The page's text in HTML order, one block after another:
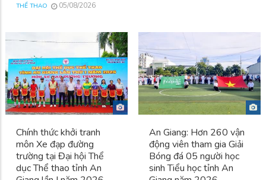
THỂ THAO 05/08/2026
Chính thức khởi tranh
môn Xe đạp đường
trường tại Đại hội Thể
dục Thể thao tỉnh An
An Giang: Hơn 260 vận
động viên tham gia Giải
Bóng đá 05 người học
sinh Tiểu học tỉnh An